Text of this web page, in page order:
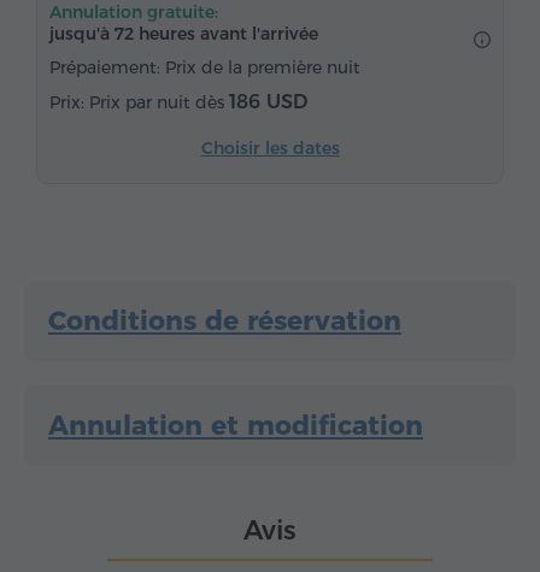
Eau embouteillée
Fer à repasser avec planche (sur demande)
Annulation gratuite:
jusqu'à 72 heures avant l'arrivée
Prépaiement: Prix de la première nuit
Prix par nuit dès 186 USD
Choisir les dates
Conditions de réservation
Annulation et modification
Avis